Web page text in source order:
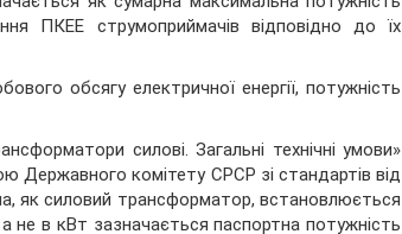
ПКЕЕ струмоприймачів відповідно до їх
обсягу електричної енергії, потужність
силові. Загальні технічні умови»
комітету СРСР зі стандартів від
як силовий трансформатор, встановлюється
не в кВт зазначається паспортна потужність